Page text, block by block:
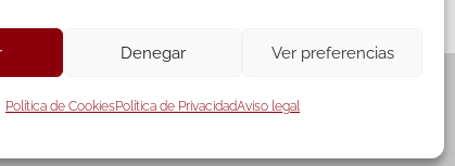
Denegar Ver preferencias
Política de CookiesPolítica de PrivacidadAviso legal
S.L.